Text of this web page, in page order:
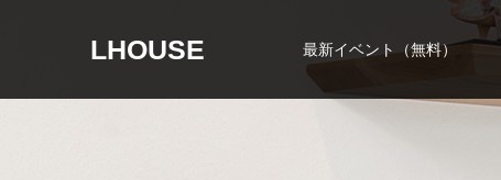
LHOUSE 最新イベント（無料）